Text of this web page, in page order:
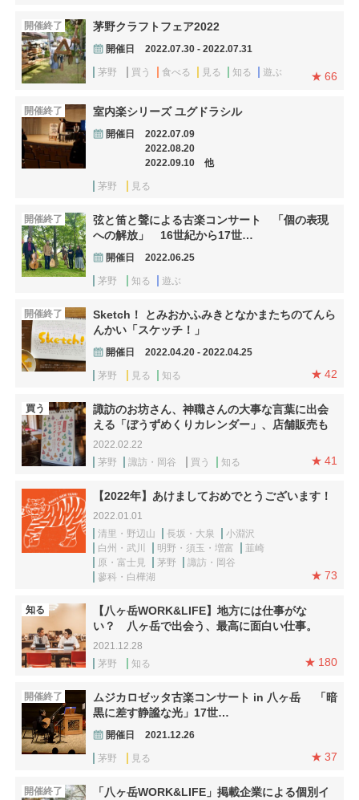
開催終了 茅野クラフトフェア2022
開催日 2022.07.30 - 2022.07.31
茅野 買う 食べる 見る 知る 遊ぶ 66
開催終了 室内楽シリーズ ユグドラシル
開催日
2022.07.09
2022.08.20
2022.09.10 他
茅野 見る
開催終了
弦と笛と聲による古楽コンサート 「個の表現
への解放」 16世紀から17世…
開催日 2022.06.25
茅野 知る 遊ぶ
開催終了
Sketch！ とみおかふみきとなかまたちのてんら
んかい「スケッチ！」
開催日 2022.04.20 - 2022.04.25
茅野 見る 知る 42
買う
諏訪のお坊さん、神職さんの大事な言葉に出会
える「ぼうずめくりカレンダー」、店舗販売も
2022.02.22
茅野
諏訪・岡谷 買う 知る 41
【2022年】あけましておめでとうございます！
2022.01.01
清里・野辺山
長坂・大泉
小淵沢
白州・武川
明野・須玉・増富
韮崎
原・富士見
茅野
諏訪・岡谷
蓼科・白樺湖
73
知る
【八ヶ岳WORK&LIFE】地方には仕事がな
い？ 八ヶ岳で出会う、最高に面白い仕事。
2021.12.28
茅野
知る 180
開催終了
ムジカロゼッタ古楽コンサート in 八ヶ岳 「暗
黒に差す静謐な光」17世…
開催日 2021.12.26
茅野 見る 37
開催終了
「八ヶ岳WORK&LIFE」掲載企業による個別イ